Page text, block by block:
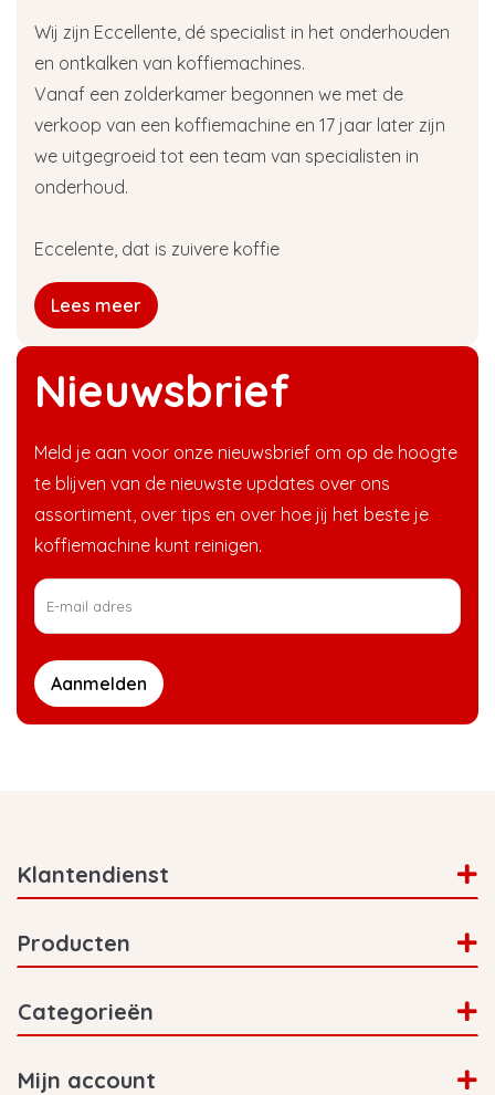
Nieuwsbrief
Meld je aan voor onze nieuwsbrief om op de hoogte
te blijven van de nieuwste updates over ons
assortiment, over tips en over hoe jij het beste je
koffiemachine kunt reinigen.
Aanmelden
Wij zijn Eccellente, dé specialist in het onderhouden
en ontkalken van koffiemachines.
Vanaf een zolderkamer begonnen we met de
verkoop van een koffiemachine en 17 jaar later zijn
we uitgegroeid tot een team van specialisten in
onderhoud.
Eccelente, dat is zuivere koffie
Lees meer
Klantendienst
Producten
Categorieën
Mijn account